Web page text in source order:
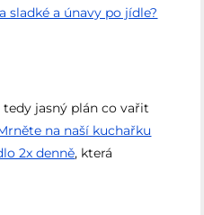
sladké a únavy po jídle?
jasný plán co vařit
na naší kuchařku
2x denně⁠, která